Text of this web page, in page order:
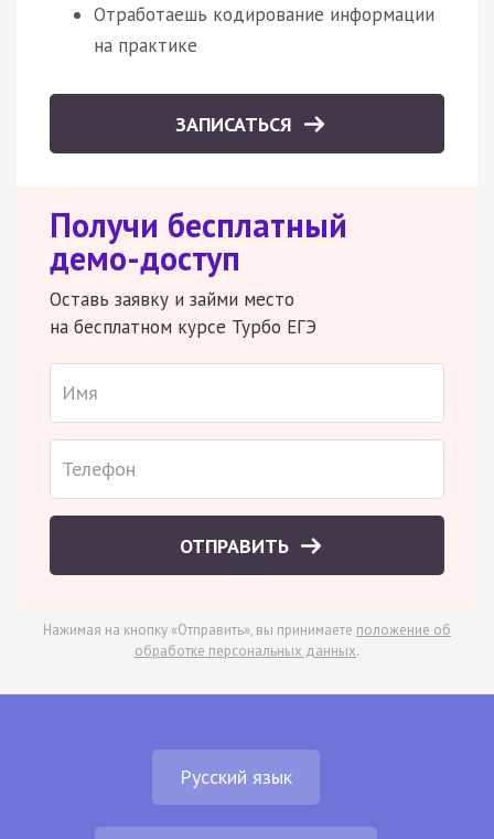
Отработаешь кодирование информации
на практике
ЗАПИСАТЬСЯ
Получи бесплатный
демо-доступ
Оставь заявку и займи место
на бесплатном курсе Турбо ЕГЭ
ОТПРАВИТЬ
Нажимая на кнопку «Отправить», вы принимаете положение об
обработке персональных данных.
Русский язык